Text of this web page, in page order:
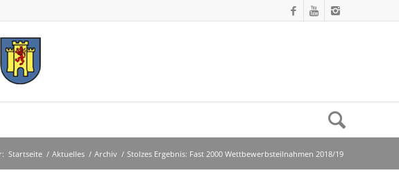
Startseite / Aktuelles / Archiv / Stolzes Ergebnis: Fast 2000 Wettbewerbsteilnahmen 2018/19